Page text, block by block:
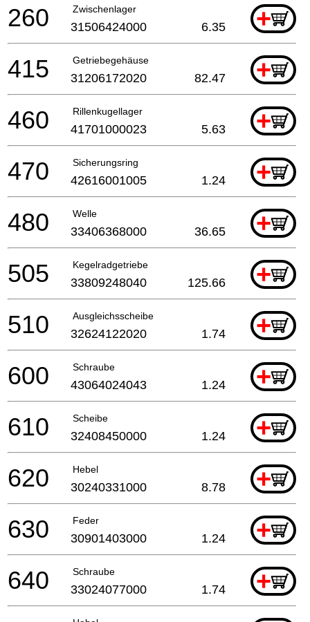
Zwischenlager +
260 31506424000 6.35
Getriebegehäuse +
415 31206172020 82.47
Rillenkugellager +
460 41701000023 5.63
Sicherungsring +
470 42616001005 1.24
Welle +
480 33406368000 36.65
Kegelradgetriebe +
505 33809248040 125.66
Ausgleichsscheibe +
510 32624122020 1.74
Schraube +
600 43064024043 1.24
Scheibe +
610 32408450000 1.24
Hebel +
620 30240331000 8.78
Feder +
630 30901403000 1.24
Schraube +
640 33024077000 1.74